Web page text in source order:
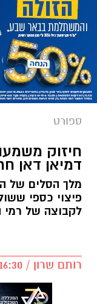
ספורט
חיזוק
דמיאן דאן
מלך הסלים של
פיצוי כספי
לקבוצה של
רותם שרון / 16:30 15.12.25